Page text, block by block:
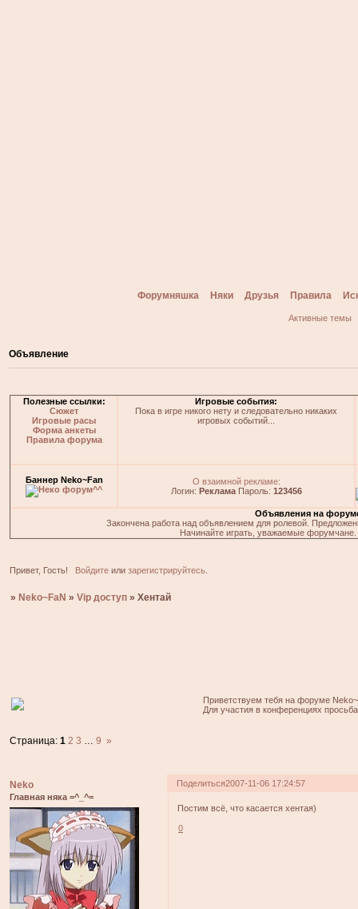
Форумняшка Няки Друзья Правила
Активные темы
Объявление
Полезные ссылки:
Сюжет
Игровые расы
Форма анкеты
Правила форума
Игровые события:
Пока в игре никого нету и следовательно никаких
игровых событий...
Баннер Neko~Fan
О взаимной рекламе:
Логин: РекламаПароль: 123456
Объявления на
Закончена работа над объявлением для ролевой.
Начинайте играть, уважаемые
Привет, Гость! Войдитеили зарегистрируйтесь.
» Neko~FaN »Vip доступ »Хентай
Приветствуем тебя на форуме
Для участия в конференциях
Страница:1 2 3 … 9 »
Поделиться2007-11-06 17:24:57
Neko
Главная няка =^_^=
Постим всё, что касается хентая)
0